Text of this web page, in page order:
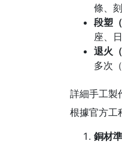
條、
段塑
座、
退火
多次
詳細手工製
根據官方工
銅材